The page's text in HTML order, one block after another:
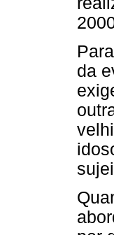
da